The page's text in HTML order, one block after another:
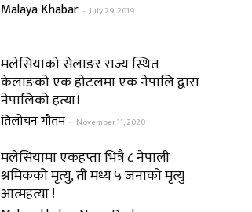
Malaya Khabar - July 29, 2019
मलेसियाको सेलाङर राज्य स्थित
केलाङको एक होटलमा एक नेपालि द्वारा
नेपालिको हत्या।
तिलोचन गौतम - November 11, 2020
मलेसियामा एकहप्ता भित्रै ८ नेपाली
श्रमिकको मृत्यु, ती मध्य ५ जनाको मृत्यु
आत्महत्या !